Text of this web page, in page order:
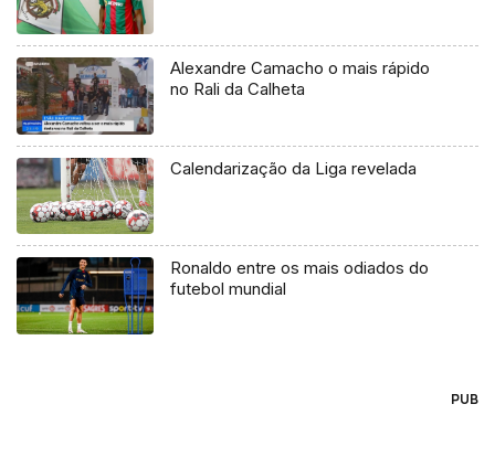
Alexandre Camacho o mais rápido
no Rali da Calheta
Calendarização da Liga revelada
Ronaldo entre os mais odiados do
futebol mundial
PUB